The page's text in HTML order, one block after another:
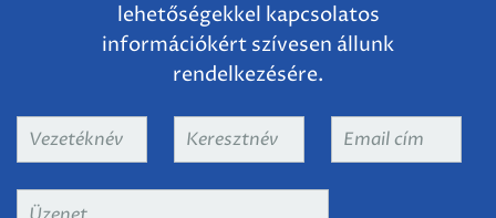
lehetőségekkel kapcsolatos
információkért szívesen állunk
rendelkezésére.
Vezetéknév Keresztnév
Email
Üzenet